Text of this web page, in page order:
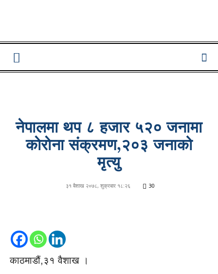
Lumbini
नेपालमा थप ८ हजार ५२० जनामा
काेराेना संक्रमण,२०३ जनाको
मृत्यु
३१ बैशाख २०७८, शुक्रबार १८:२६ 30
काठमाडौं,३१ वैशाख ।